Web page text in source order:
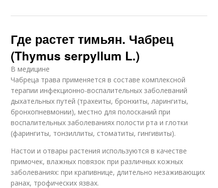
Где растет тимьян. Чабрец
(Thymus serpyllum L.)
В медицине
Чабреца трава применяется в составе комплексной
терапии инфекционно-воспалительных заболеваний
дыхательных путей (трахеиты, бронхиты, ларингиты,
бронхопневмонии), местно для полосканий при
воспалительных заболеваниях полости рта и глотки
(фарингиты, тонзиллиты, стоматиты, гингивиты).
Настои и отвары растения используются в качестве
примочек, влажных повязок при различных кожных
заболеваниях: при крапивнице, длительно незаживающих
ранах, трофических язвах.